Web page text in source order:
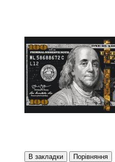
В закладки Порівняння